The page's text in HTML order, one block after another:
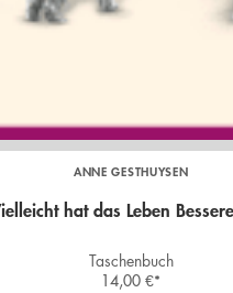
ANNE GESTHUYSEN
hat das Leben
Taschenbuch
14,00€*